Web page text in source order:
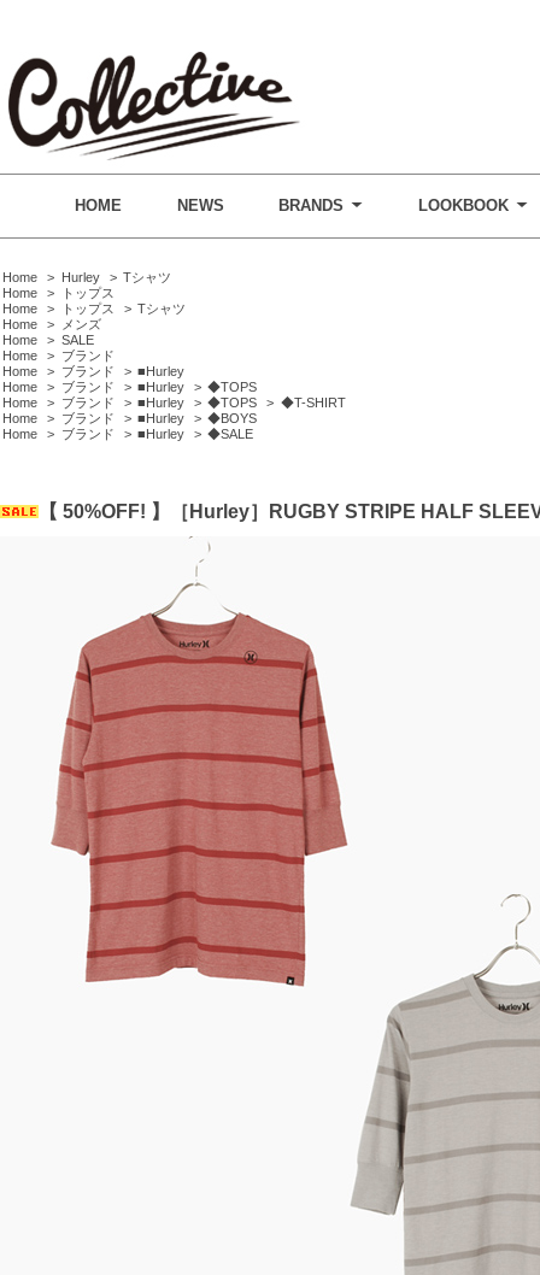
HOME NEWS BRANDS LOOKBOOK
Home > Hurley > Tシャツ
Home
>
トップス
Home
> トップス > Tシャツ
Home
>
メンズ
Home
> SALE
Home
> ブランド
Home
> ブランド > ■Hurley
Home
> ブランド > ■Hurley > ◆TOPS
Home
> ブランド > ■Hurley > ◆TOPS > ◆T-SHIRT
Home
> ブランド > ■Hurley > ◆BOYS
Home
> ブランド > ■Hurley > ◆SALE
【 50%OFF! 】［Hurley］RUGBY STRIPE HALF